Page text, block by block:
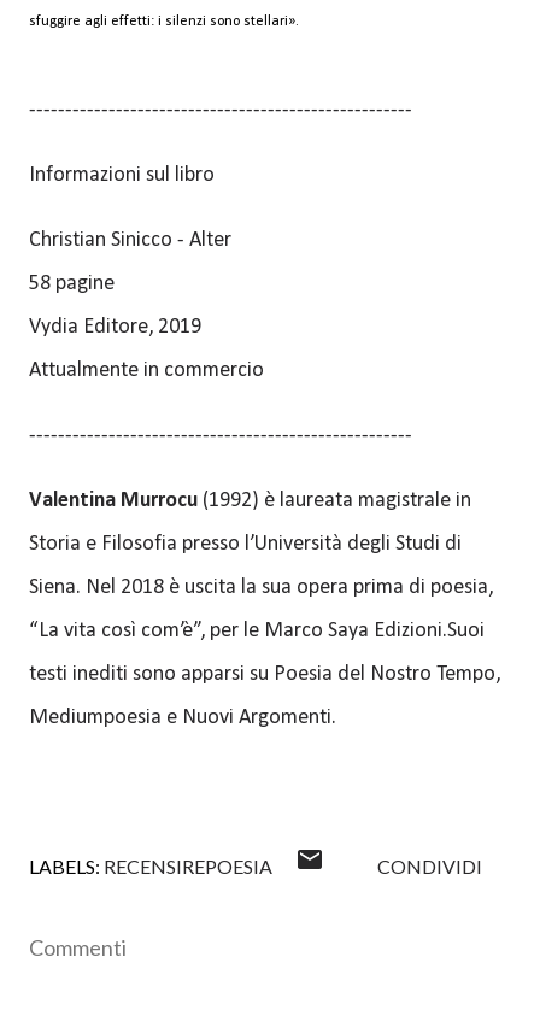
sfuggire agli effetti: i silenzi sono stellari».
-----------------------------------------------------
Informazioni sul libro
Christian Sinicco - Alter
58 pagine
Vydia Editore, 2019
Attualmente in commercio
-----------------------------------------------------
Valentina Murrocu (1992) è laureata magistrale in
Storia e Filosofia presso l’Università degli Studi di
Siena. Nel 2018 è uscita la sua opera prima di poesia,
“La vita così com’è”, per le Marco Saya Edizioni.Suoi
testi inediti sono apparsi su Poesia del Nostro Tempo,
Mediumpoesia e Nuovi Argomenti.
LABELS: RECENSIREPOESIA CONDIVIDI
Commenti